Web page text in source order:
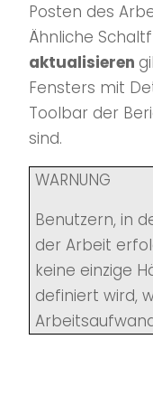
Posten des
Ähnliche
aktualisieren
Fensters mit
Toolbar der
sind.
WARNUNG
Benutzern, in
der Arbeit
keine einzige
definiert wird,